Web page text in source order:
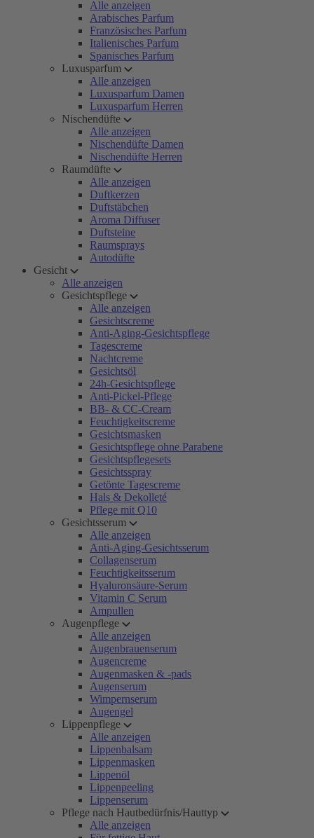
Alle anzeigen
Arabisches Parfum
Französisches Parfum
Italienisches Parfum
Spanisches Parfum
Luxusparfum
Alle anzeigen
Luxusparfum Damen
Luxusparfum Herren
Nischendüfte
Alle anzeigen
Nischendüfte Damen
Nischendüfte Herren
Raumdüfte
Alle anzeigen
Duftkerzen
Duftstäbchen
Aroma Diffuser
Duftsteine
Raumsprays
Autodüfte
Gesicht
Alle anzeigen
Gesichtspflege
Alle anzeigen
Gesichtscreme
Anti-Aging-Gesichtspflege
Tagescreme
Nachtcreme
Gesichtsöl
24h-Gesichtspflege
Anti-Pickel-Pflege
BB- & CC-Cream
Feuchtigkeitscreme
Gesichtsmasken
Gesichtspflege ohne Parabene
Gesichtspflegesets
Gesichtsspray
Getönte Tagescreme
Hals & Dekolleté
Pflege mit Q10
Gesichtsserum
Alle anzeigen
Anti-Aging-Gesichtsserum
Collagenserum
Feuchtigkeitsserum
Hyaluronsäure-Serum
Vitamin C Serum
Ampullen
Augenpflege
Alle anzeigen
Augenbrauenserum
Augencreme
Augenmasken & -pads
Augenserum
Wimpernserum
Augengel
Lippenpflege
Alle anzeigen
Lippenbalsam
Lippenmasken
Lippenöl
Lippenpeeling
Lippenserum
Pflege nach Hautbedürfnis/Hauttyp
Alle anzeigen